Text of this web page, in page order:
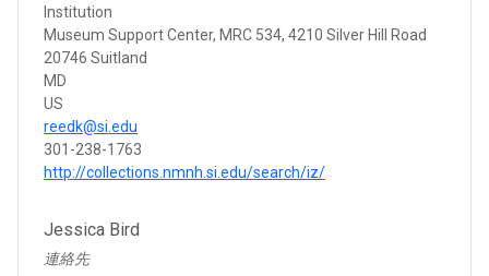
Institution
Museum Support Center, MRC 534, 4210 Silver Hill Road
20746 Suitland
MD
US
reedk@si.edu
301-238-1763
http://collections.nmnh.si.edu/search/iz/
Jessica Bird
連絡先